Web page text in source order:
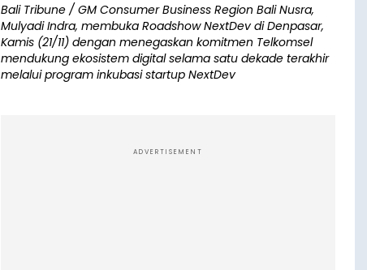
Bali Tribune / GM Consumer Business Region Bali Nusra,
Mulyadi Indra, membuka Roadshow NextDev di Denpasar,
Kamis (21/11) dengan menegaskan komitmen Telkomsel
mendukung ekosistem digital selama satu dekade terakhir
melalui program inkubasi startup NextDev
ADVERTISEMENT